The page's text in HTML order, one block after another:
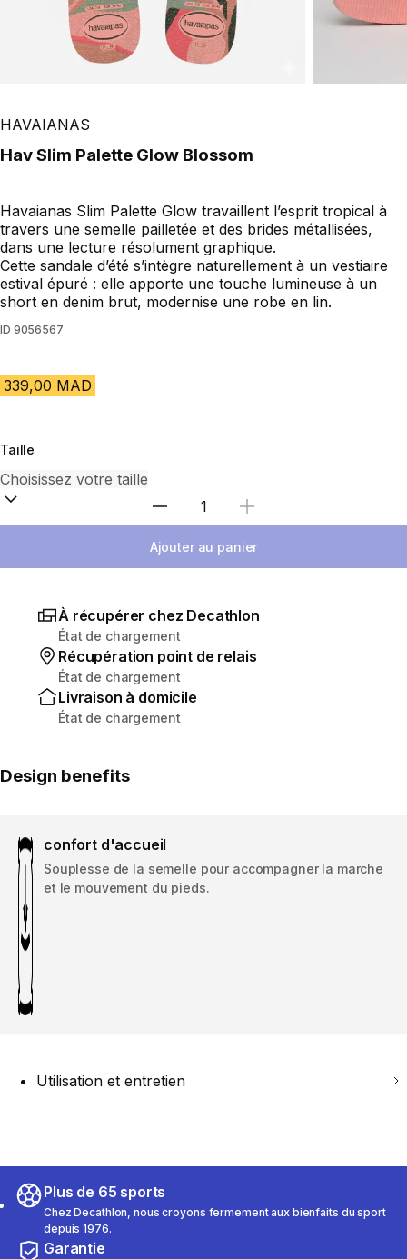
HAVAIANAS
Hav Slim Palette Glow Blossom
Havaianas Slim Palette Glow travaillent l’esprit tropical à
travers une semelle pailletée et des brides métallisées,
dans une lecture résolument graphique.
Cette sandale d’été s’intègre naturellement à un vestiaire
estival épuré : elle apporte une touche lumineuse à un
short en denim brut, modernise une robe en lin.
ID 9056567
339,00 MAD
Taille
Sélectionnez la quantité
Ajouter au panier
À récupérer chez Decathlon
État de chargement
Récupération point de relais
État de chargement
Livraison à domicile
État de chargement
Design benefits
confort d'accueil
Souplesse de la semelle pour accompagner la marche
et le mouvement du pieds.
Utilisation et entretien
Plus de 65 sports
Chez Decathlon, nous croyons fermement aux bienfaits du sport
depuis 1976.
Garantie